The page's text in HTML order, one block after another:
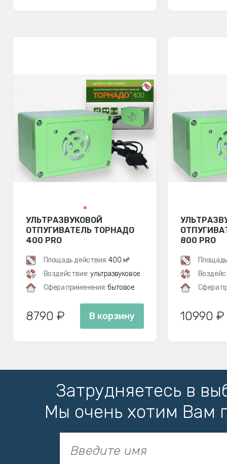
УЛЬТРАЗВУКОВОЙ
ОТПУГИВАТЕЛЬ ТОРНАДО
400 PRO
Площадь действия: 400 м²
Воздействие: ультразвуковое
Сфера применения: бытовое
8790 ₽ В корзину
800 PRO
Сфера
10990 ₽
Затрудняетесь в
Мы очень хотим Вам